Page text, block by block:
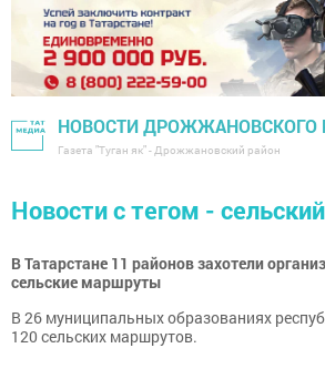
НОВОСТИ ДРОЖЖАНОВСКОГО
Газета "Туган як" - Дрожжановский район
Новости с тегом -
В Татарстане 11 районов захотели
сельские маршруты
В 26 муниципальных образованиях
120 сельских маршрутов.